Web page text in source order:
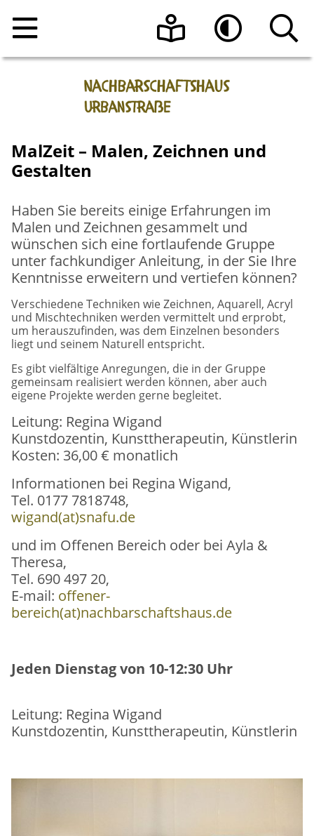
Veranstaltungen
Programmheft vom Nachbarschaftshaus
Urbanstraße e.V.
Sonnen-Café
Register-Meldestelle
Ausstellungen
Raumnutzung
Das Team
Aktuelle Informationen
Freiwilliges Engagement
Spendenaufruf
Unser Selbstverständnis
Kontakt
Hoher Kontrast
MalZeit – Malen, Zeichnen und
Gestalten
Haben Sie bereits einige Erfahrungen im
Malen und Zeichnen gesammelt und
wünschen sich eine fortlaufende Gruppe
unter fachkundiger Anleitung, in der Sie Ihre
Kenntnisse erweitern und vertiefen können?
Verschiedene Techniken wie Zeichnen, Aquarell, Acryl
und Mischtechniken werden vermittelt und erprobt,
um herauszufinden, was dem Einzelnen besonders
liegt und seinem Naturell entspricht.
Es gibt vielfältige Anregungen, die in der Gruppe
gemeinsam realisiert werden können, aber auch
eigene Projekte werden gerne begleitet.
Leitung: Regina Wigand
Kunstdozentin, Kunsttherapeutin, Künstlerin
Kosten: 36,00 € monatlich
Informationen bei Regina Wigand,
Tel. 0177 7818748,
wigand(at)snafu.de
und im Offenen Bereich oder bei Ayla &
Theresa,
Tel. 690 497 20,
E-mail: offener-
bereich(at)nachbarschaftshaus.de
Jeden Dienstag von 10-12:30 Uhr
Leitung: Regina Wigand
Kunstdozentin, Kunsttherapeutin, Künstlerin